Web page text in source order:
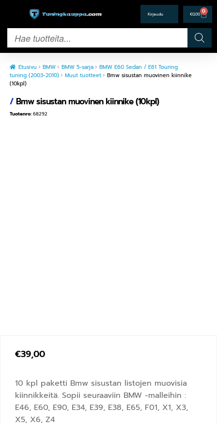
€0,00 0
Etusivu BMW BMW 5-sarja
BMW E60 Sedan / E61 Touring
tuning (2003-2010)
Muut tuotteet
Bmw sisustan muovinen kiinnike
(10kpl)
/Bmw sisustan muovinen kiinnike (10kpl)
Tuotenro: 68292
€39,00
10 kpl paketti Bmw sisustan listojen muovisia
kiinnikkeitä. Sopii seuraaviin BMW -malleihin :
E46, E60, E90, E34, E39, E38, E65, F01, X1, X3,
X5, X6, Z4